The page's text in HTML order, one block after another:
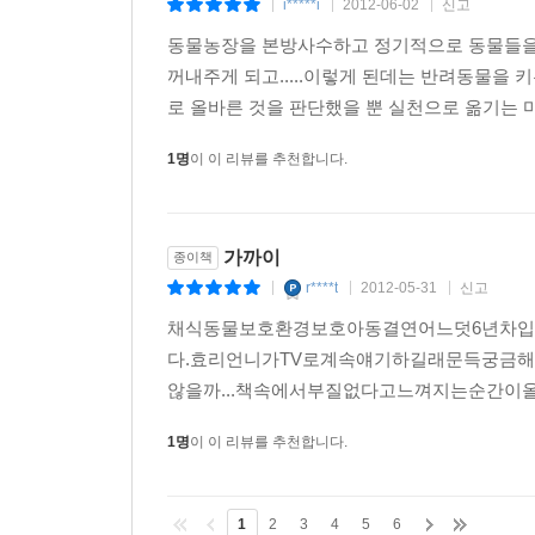
i*****i 2012-06-02 신고
동물농장을 본방사수하고 정기적으로 동물들
꺼내주게 되고.....이렇게 된데는 반려동물을
로 올바른 것을 판단했을 뿐 실천으로 옮기는
1명이 이 리뷰를 추천합니다.
종이책 가까이
r****t 2012-05-31 신고
채식동물보호환경보호아동결연어느덧6년차
다.효리언니가TV로계속얘기하길래문득궁금
않을까...책속에서부질없다고느껴지는순간
1명이 이 리뷰를 추천합니다.
1 2 3 4 5 6